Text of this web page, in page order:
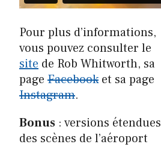
Pour plus d’informations,
vous pouvez consulter le
site de Rob Whitworth, sa
page Facebooket sa page
Instagram.
Bonus : versions étendues
des scènes de l’aéroport